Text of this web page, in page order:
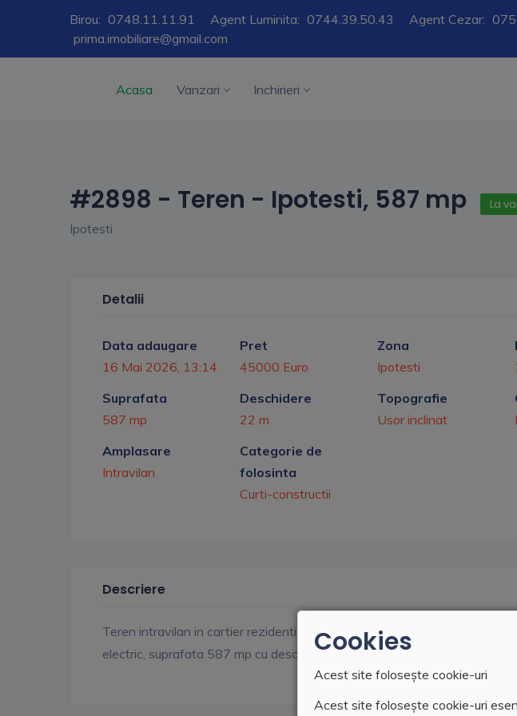
Cookies
Acest site folosește cookie-uri
Acest site folosește cookie-uri
Birou: 0748.11.11.91 Agent Luminita: 0744.39.50.43 Agent Cezar:
prima.imobiliare@gmail.com
Acasa Vanzari Inchirieri
#2898 - Teren - Ipotesti, 587 mp La
Ipotesti
Detalii
Data adaugare
16 Mai 2026, 13:14
Pret
45000 Euro
Zona
Ipotesti
Suprafata
587 mp
Deschidere
22 m
Topografie
Usor inclinat
Amplasare
Intravilan
Categorie de
folosinta
Curti-constructii
Descriere
Teren intravilan in cartier rezidential cu case noi, cu utilitati in zona: apa,
electric, suprafata 587 mp cu deschidere la drum de 22 ml.